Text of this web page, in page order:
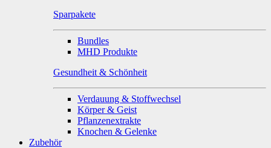
Sparpakete
Bundles
MHD Produkte
Gesundheit & Schönheit
Verdauung & Stoffwechsel
Körper & Geist
Pflanzenextrakte
Knochen & Gelenke
Zubehör